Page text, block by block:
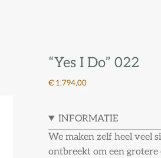
“Yes I Do” 022
€ 1.794,00
INFORMATIE
We maken zelf heel veel
ontbreekt om een grotere